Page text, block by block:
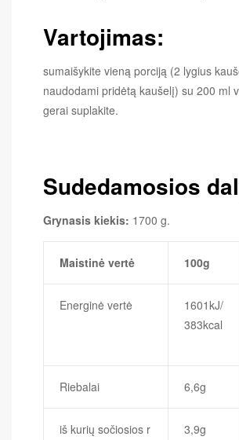
Vartojimas:
sumaišykite vieną porciją (2 lygius
naudodami pridėtą kaušelį) su 200 ml
gerai suplakite.
Sudedamosios
Grynasis kiekis: 1700 g.
Maistinė vertė 100g
Energinė vertė
1601kJ/
383kcal
Riebalai 6,6g
iš kurių sočiosios r
3,9g